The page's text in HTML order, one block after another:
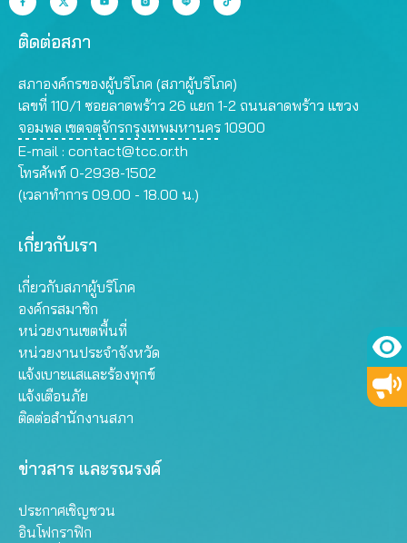
ติดต่อสภา
สภาองค์กรของผู้บริโภค (สภาผู้บริโภค)
เลขที่ 110/1 ซอยลาดพร้าว 26 แยก 1-2 ถนนลาดพร้าว แขวง
จอมพล เขตจตุจักรกรุงเทพมหานคร 10900
E-mail : contact@tcc.or.th
โทรศัพท์ 0-2938-1502
(เวลาทำการ 09.00 - 18.00 น.)
เกี่ยวกับเรา
เกี่ยวกับสภาผู้บริโภค
องค์กรสมาชิก
หน่วยงานเขตพื้นที่
หน่วยงานประจำจังหวัด
แจ้งเบาะแสและร้องทุกข์
แจ้งเตือนภัย
ติดต่อสำนักงานสภา
ข่าวสาร และรณรงค์
ประกาศเชิญชวน
อินโฟกราฟิก